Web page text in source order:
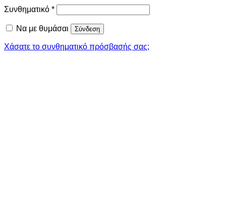
Συνθηματικό *Απαιτείται
Να με θυμάσαι Σύνδεση
Χάσατε το συνθηματικό πρόσβασής σας;